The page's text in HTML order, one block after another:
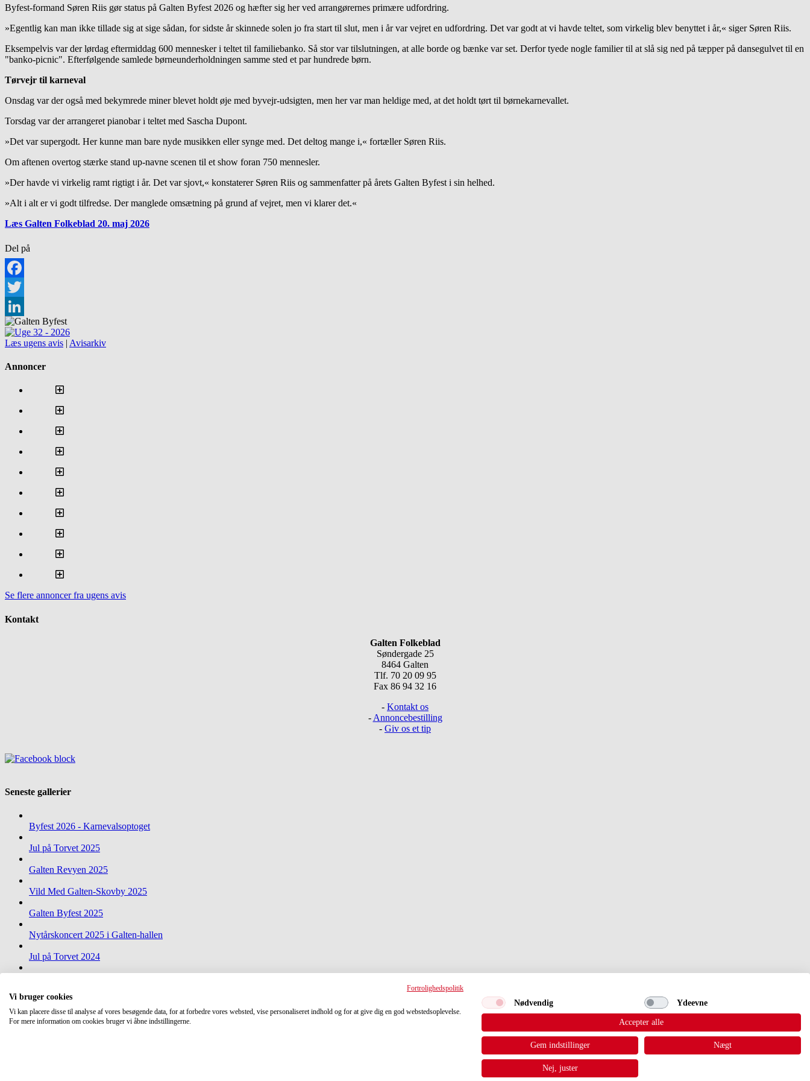
Byfest-formand Søren Riis gør status på Galten Byfest 2026 og hæfter sig her ved arrangørernes primære udfordring.
»Egentlig kan man ikke tillade sig at sige sådan, for sidste år skinnede solen jo fra start til slut, men i år var vejret en udfordring. Det var godt at vi havde teltet, som virkelig blev benyttet i år,« siger Søren Riis.
Eksempelvis var der lørdag eftermiddag 600 mennesker i teltet til familiebanko. Så stor var tilslutningen, at alle borde og bænke var set. Derfor tyede nogle familier til at slå sig ned på tæpper på dansegulvet til en
"banko-picnic". Efterfølgende samlede børneunderholdningen samme sted et par hundrede børn.
Tørvejr til karneval
Onsdag var der også med bekymrede miner blevet holdt øje med byvejr-udsigten, men her var man heldige med, at det holdt tørt til børnekarnevallet.
Torsdag var der arrangeret pianobar i teltet med Sascha Dupont.
»Det var supergodt. Her kunne man bare nyde musikken eller synge med. Det deltog mange i,« fortæller Søren Riis.
Om aftenen overtog stærke stand up-navne scenen til et show foran 750 mennesler.
»Der havde vi virkelig ramt rigtigt i år. Det var sjovt,« konstaterer Søren Riis og sammenfatter på årets Galten Byfest i sin helhed.
»Alt i alt er vi godt tilfredse. Der manglede omsætning på grund af vejret, men vi klarer det.«
Læs Galten Folkeblad 20. maj 2026
Del på
Facebook
Twitter
LinkedIn
Læs ugens avis | Avisarkiv
Annoncer
Se flere annoncer fra ugens avis
Kontakt
Galten Folkeblad
Søndergade 25
8464 Galten
Tlf. 70 20 09 95
Fax 86 94 32 16
- Kontakt os
- Annoncebestilling
- Giv os et tip
Seneste gallerier
Byfest 2026 - Karnevalsoptoget
Jul på Torvet 2025
Galten Revyen 2025
Vild Med Galten-Skovby 2025
Galten Byfest 2025
Nytårskoncert 2025 i Galten-hallen
Jul på Torvet 2024
Se alle gallerier
Om Folkebladet
galtenfolkeblad@galtenfolkeblad.dk
Fortrolighedspolitik
Vi bruger cookies
Vi kan placere disse til analyse af vores besøgende data, for at forbedre vores websted, vise personaliseret indhold og for at give dig en god webstedsoplevelse.
For mere information om cookies bruger vi åbne indstillingerne.
Nødvendig Ydeevne
Accepter alle
Gem indstillinger Nægt
Nej, juster